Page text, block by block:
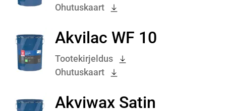
Ohutuskaart
Akvilac WF 10
Tootekirjeldus
Ohutuskaart
Akviwax Satin